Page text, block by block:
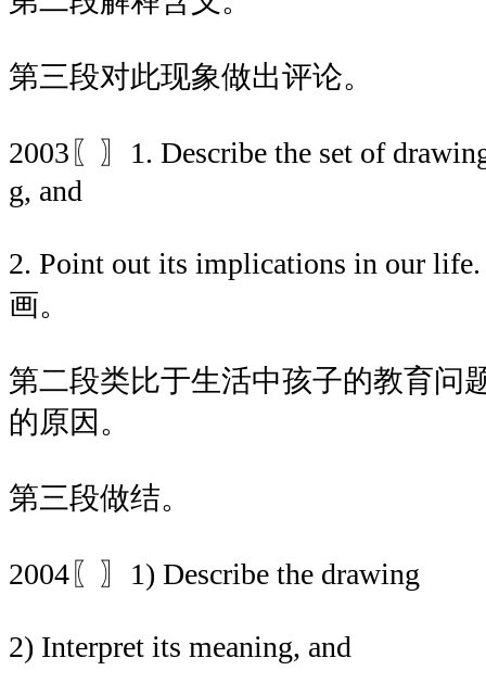
第三段对此现象做出评论。
2003〖〗1. Describe the set of
g, and
2. Point out its implications in our
画。
第二段类比于生活中孩子的教育问
的原因。
第三段做结。
2004〖〗1) Describe the drawing
2) Interpret its meaning, and